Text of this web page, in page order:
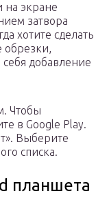
на экране
затвора
хотите сделать
обрезки,
добавление
Чтобы
в Google Play.
Выберите
списка.
планшета